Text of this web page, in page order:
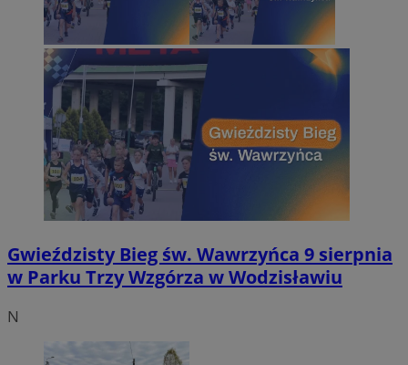
Gwieździsty Bieg św. Wawrzyńca 9 sierpnia
w Parku Trzy Wzgórza w Wodzisławiu
N